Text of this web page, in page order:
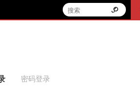
密码登录